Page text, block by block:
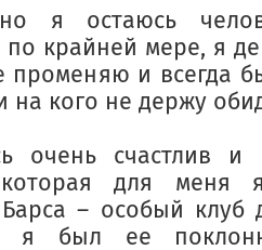
я остаюсь
крайней мере, я
променяю и всегда
на кого не держу
очень счастлив и
которая для меня
– особый клуб
я был ее